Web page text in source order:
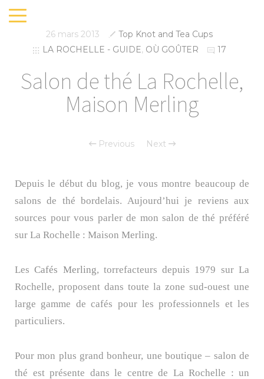
26 mars 2013
Top Knot and Tea Cups
LA ROCHELLE - GUIDE, OÙ GOÛTER 17
Salon de thé La Rochelle,
Maison Merling
Previous Next
Depuis le début du blog, je vous montre beaucoup de
salons de thé bordelais. Aujourd’hui je reviens aux
sources pour vous parler de mon salon de thé préféré
sur La Rochelle : Maison Merling.
Les Cafés Merling, torrefacteurs depuis 1979 sur La
Rochelle, proposent dans toute la zone sud-ouest une
large gamme de cafés pour les professionnels et les
particuliers.
Pour mon plus grand bonheur, une boutique – salon de
thé est présente dans le centre de La Rochelle : un